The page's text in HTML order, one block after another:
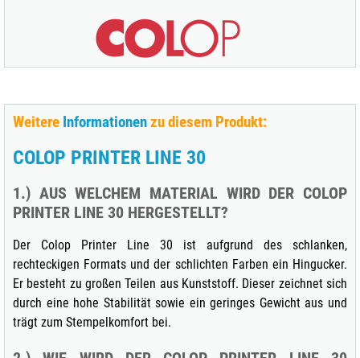
Weitere Informationenzu diesem Produkt:
COLOP PRINTER LINE 30
1.) AUS WELCHEM MATERIAL WIRD DER COLOP
PRINTER LINE 30 HERGESTELLT?
Der Colop Printer Line 30 ist aufgrund des schlanken,
rechteckigen Formats und der schlichten Farben ein Hingucker.
Er besteht zu großen Teilen aus Kunststoff. Dieser zeichnet sich
durch eine hohe Stabilität sowie ein geringes Gewicht aus und
trägt zum Stempelkomfort bei.